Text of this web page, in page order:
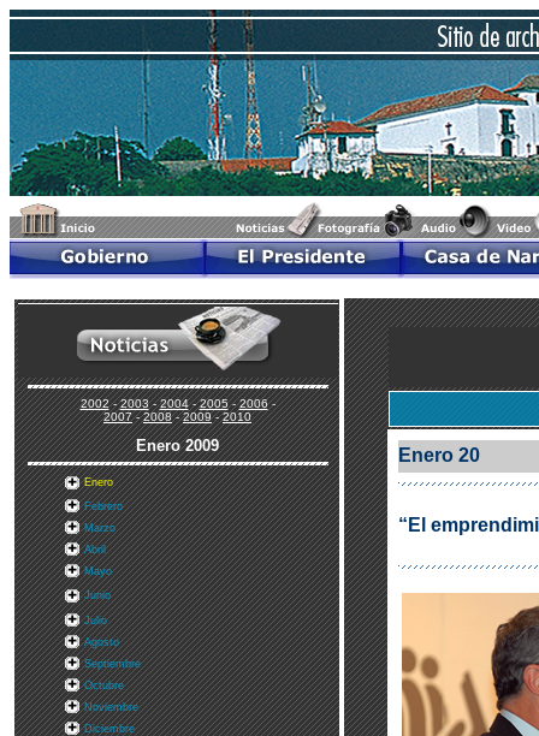
2002-2003-2004-2005-2006-
2007-2008-2009-2010
Enero2009
Enero
Febrero
Marzo
Abril
Mayo
Junio
Julio
Agosto
Septiembre
Octubre
Noviembre
Diciembre
Enero 20
“El